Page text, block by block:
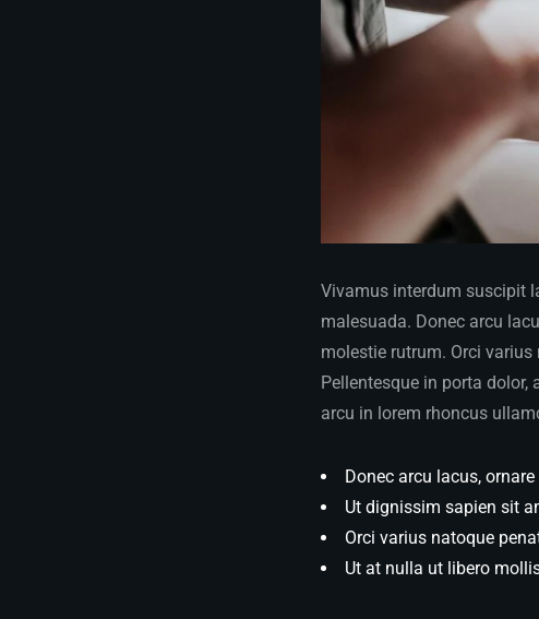
Vivamus interdum suscipit
malesuada. Donec arcu
molestie rutrum. Orci
Pellentesque in porta
arcu in lorem rhoncus
Donec arcu lacus,
Ut dignissim sapien sit
Orci varius natoque
Ut at nulla ut libero